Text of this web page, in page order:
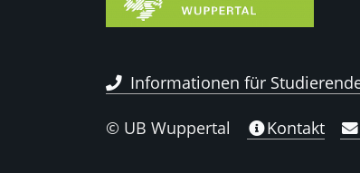
Informationen für
© UB Wuppertal Kontakt